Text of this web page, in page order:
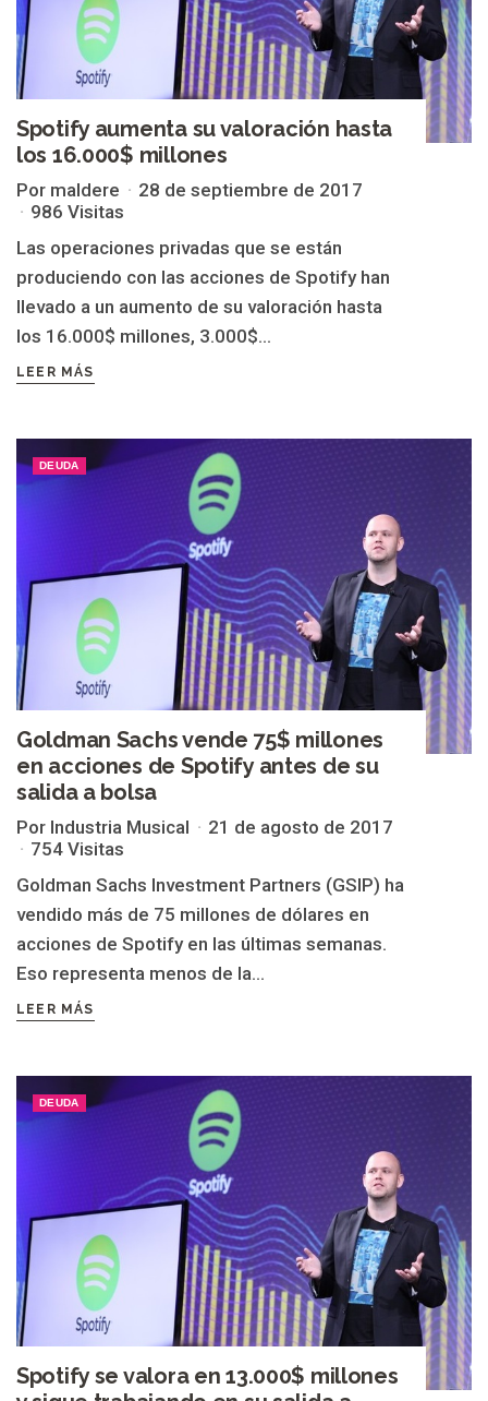
Spotify aumenta su valoración hasta
los 16.000$ millones
Por maldere
28 de septiembre de 2017
986 Visitas
Las operaciones privadas que se están
produciendo con las acciones de Spotify han
llevado a un aumento de su valoración hasta
los 16.000$ millones, 3.000$...
LEER MÁS
DEUDA
Goldman Sachs vende 75$ millones
en acciones de Spotify antes de su
salida a bolsa
Por Industria Musical
21 de agosto de 2017
754 Visitas
Goldman Sachs Investment Partners (GSIP) ha
vendido más de 75 millones de dólares en
acciones de Spotify en las últimas semanas.
Eso representa menos de la...
LEER MÁS
DEUDA
Spotify se valora en 13.000$ millones